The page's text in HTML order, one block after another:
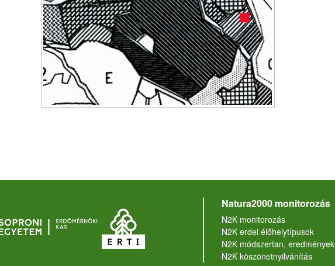
Natura2000 monitorozás
N2K monitorozás
N2K erdei élőhelytípusok
N2K módszertan, eredmények
N2K köszönetnyilvánítás